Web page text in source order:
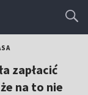
zapłacić
na to nie